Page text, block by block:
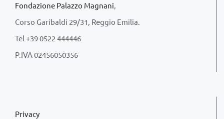
Fondazione Palazzo Magnani,
Corso Garibaldi 29/31, Reggio Emilia.
Tel +39 0522 444446
P.IVA 02456050356
Privacy